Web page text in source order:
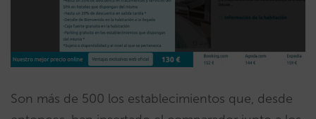
Son más de 500 los establecimientos que, desde